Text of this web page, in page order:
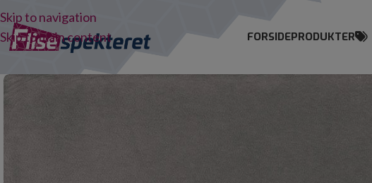
Skip to navigation
Skip to main content
FORSIDEPRODUKTER